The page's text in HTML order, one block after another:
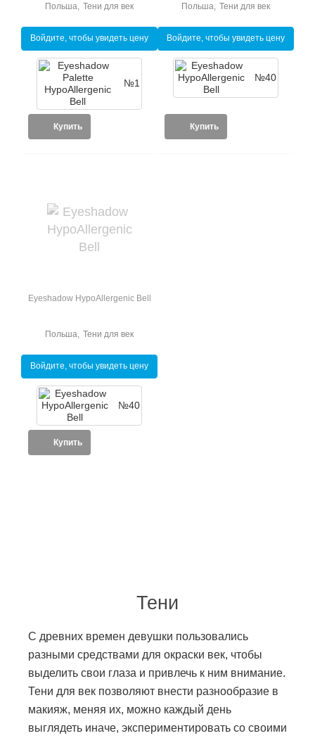
Тени для век
Польша
Войдите, чтобы увидеть цену
№1
Купить
Тени для век
Польша
Войдите, чтобы увидеть цену
№40
Купить
Eyeshadow HypoAllergenic Bell
Тени для век
Польша
Войдите, чтобы увидеть цену
№40
Купить
Тени
С древних времен девушки пользовались
разными средствами для окраски век, чтобы
выделить свои глаза и привлечь к ним внимание.
Тени для век позволяют внести разнообразие в
макияж, меняя их, можно каждый день
выглядеть иначе, экспериментировать со своими